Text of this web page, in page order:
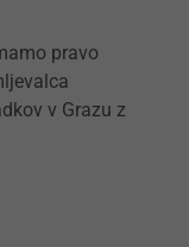
pravo
v Grazu z